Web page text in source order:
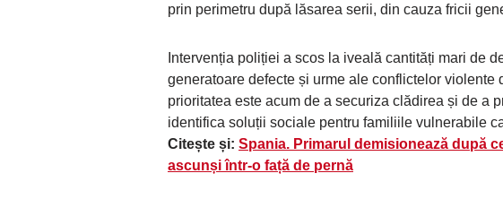
prin perimetru după lăsarea serii, din cauza fricii
Intervenția poliției a scos la iveală cantități mari de
generatoare defecte și urme ale conflictelor violente
prioritatea este acum de a securiza clădirea și de a
identifica soluții sociale pentru familiile vulnerabile
Citește și: Spania. Primarul demisionează după
ascunși într-o față de pernă